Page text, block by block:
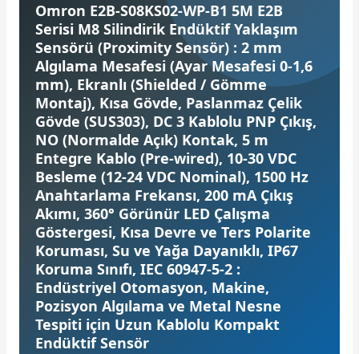
Şalterleri
Yol Vericiler
Pako Şalterler
WinCC Unified Runtime Yazılımları
Omron E2B-S08KS02-WP-B1 5M E2B
Serisi M8 Silindirik Endüktif Yaklaşım
Sensörü (Proximity Sensör) : 2 mm
Algılama Mesafesi (Ayar Mesafesi 0-1,6
mm), Ekranlı (Shielded / Gömme
Montaj), Kısa Gövde, Paslanmaz Çelik
Gövde (SUS303), DC 3 Kablolu PNP Çıkış,
NO (Normalde Açık) Kontak, 5 m
Entegre Kablo (Pre-wired), 10-30 VDC
Besleme (12-24 VDC Nominal), 1500 Hz
Anahtarlama Frekansı, 200 mA Çıkış
Akımı, 360° Görünür LED Çalışma
Göstergesi, Kısa Devre ve Ters Polarite
Koruması, Su ve Yağa Dayanıklı, IP67
Koruma Sınıfı, IEC 60947-5-2 :
Endüstriyel Otomasyon, Makine,
Pozisyon Algılama ve Metal Nesne
Tespiti için Uzun Kablolu Kompakt
Endüktif Sensör